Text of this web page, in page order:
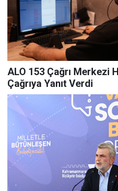
ALO 153 Çağrı Merkezi
Çağrıya Yanıt Verdi